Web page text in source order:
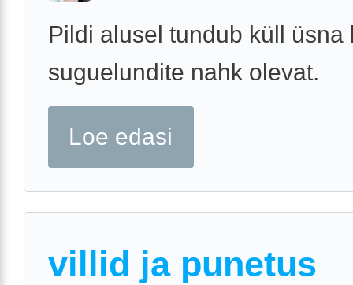
Pildi alusel tundub küll üsna
suguelundite nahk olevat.
Loe edasi
villid ja punetus